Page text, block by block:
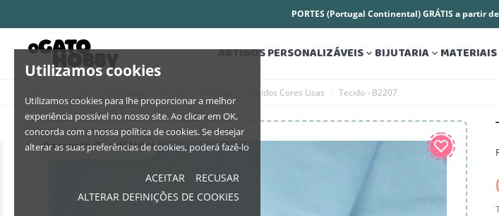
Utilizamos cookies
Utilizamos cookies para lhe proporcionar a melhor
experiência possível no nosso site. Ao clicar em OK,
concorda com a nossa política de cookies. Se desejar
alterar as suas preferências de cookies, poderá fazê-lo
ACEITAR
RECUSAR
ALTERAR DEFINIÇÕES DE COOKIES
PORTES (Portugal Continental) GRÁTIS a partir
ARTIGOS PERSONALIZÁVEIS BIJUTARIA MATERIAIS
Tecidos Cores Lisas Tecido - B2207
Desconto Quantidade!